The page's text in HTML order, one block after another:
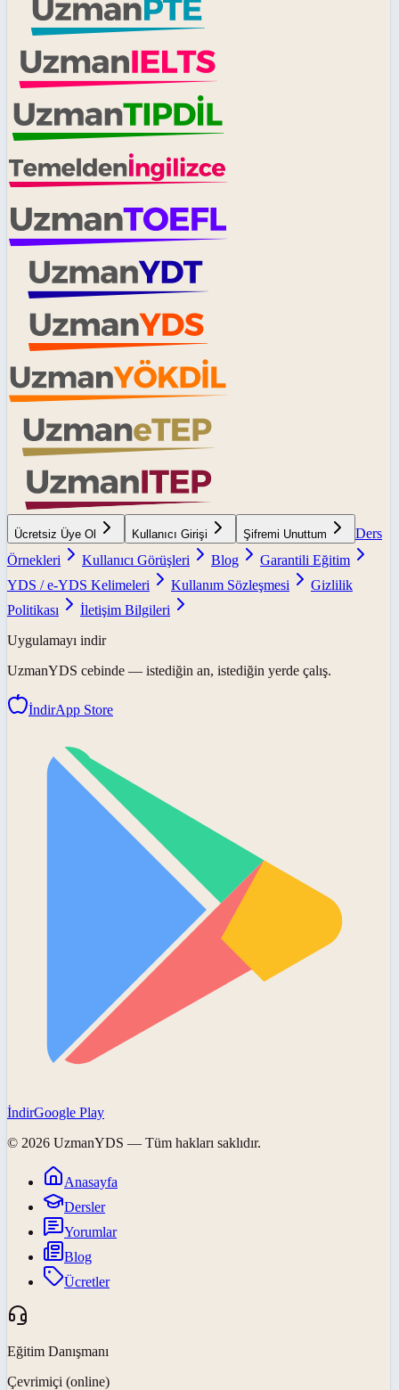
Ücretsiz Üye Ol Kullanıcı Girişi Şifremi Unuttum
Ders
Örnekleri
Kullanıcı Görüşleri Blog
Garantili Eğitim
YDS / e-YDS Kelimeleri
Kullanım Sözleşmesi
Gizlilik
Politikası
İletişim Bilgileri
Uygulamayı indir
UzmanYDS cebinde — istediğin an, istediğin yerde çalış.
İndirApp Store
İndirGoogle Play
© 2026 UzmanYDS — Tüm hakları saklıdır.
Anasayfa
Dersler
Yorumlar
Blog
Ücretler
Eğitim Danışmanı
Çevrimiçi (online)